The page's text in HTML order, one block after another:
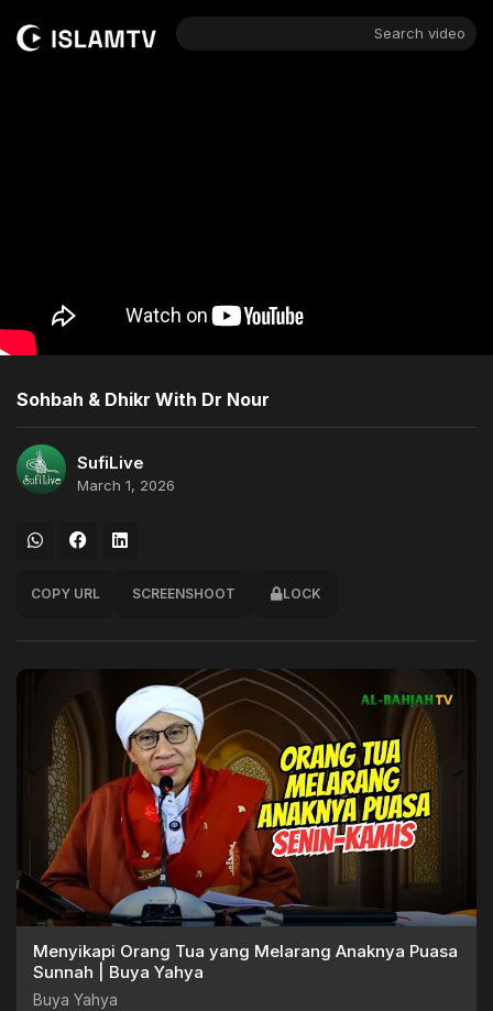
Search video
Sohbah & Dhikr With Dr Nour
SufiLive
March 1, 2026
COPY URL SCREENSHOOT LOCK
Menyikapi Orang Tua yang Melarang Anaknya Puasa
Sunnah | Buya Yahya
Buya Yahya